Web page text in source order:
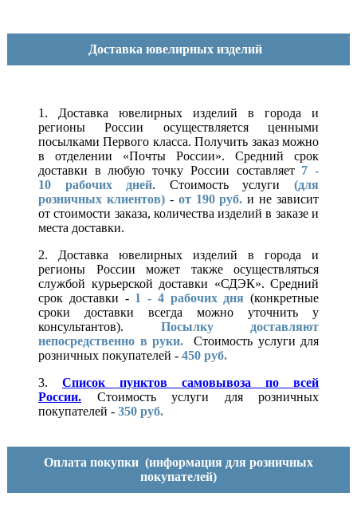
Доставка ювелирных изделий
1. Доставка ювелирных изделий в города и
регионы России осуществляется ценными
посылками Первого класса. Получить заказ можно
в отделении «Почты России». Средний срок
доставки в любую точку России составляет 7 -
10 рабочих дней. Стоимость услуги(для
розничных клиентов)- от 190 руб. и не зависит
от стоимости заказа, количества изделий в заказе и
места доставки.
2. Доставка ювелирных изделий в города и
регионы России может также осуществляться
службой курьерской доставки «СДЭК». Средний
срок доставки - 1 - 4 рабочих дня (конкретные
сроки доставки всегда можно уточнить у
консультантов). Посылку доставляют
непосредственно в руки.
Стоимость услуги для
розничных покупателей - 450 руб.
3. Список пунктов самовывоза по всей
России.
Стоимость услуги для розничных
покупателей - 350 руб.
Оплата покупки (информация для розничных
покупателей)